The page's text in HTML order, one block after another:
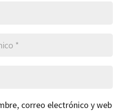
correo electrónico y web